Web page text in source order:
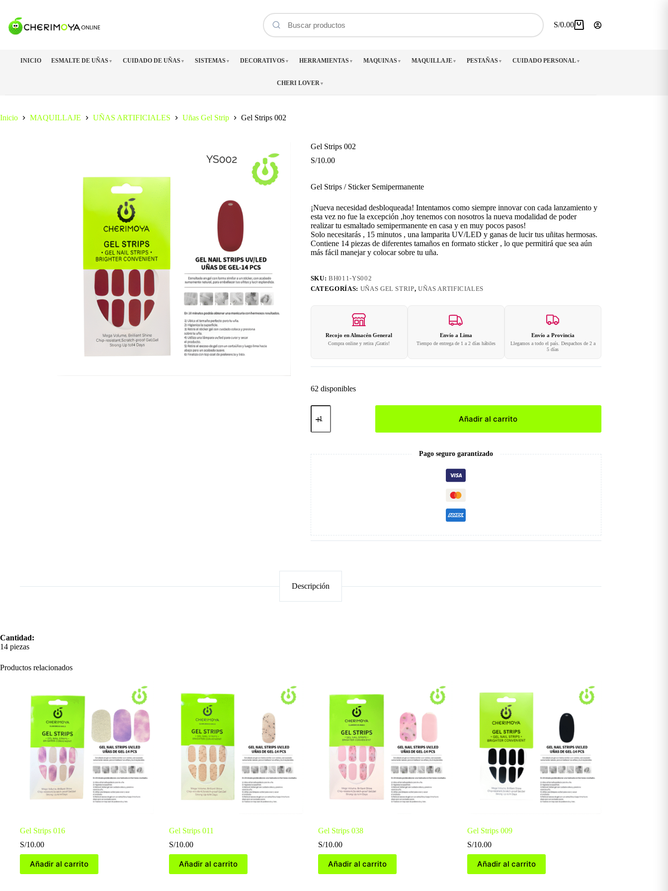
contenido
Carro
S/0.00
INICIO ESMALTE DE UÑAS ▼ CUIDADO DE UÑAS ▼ SISTEMAS ▼ DECORATIVOS ▼ HERRAMIENTAS ▼ MAQUINAS ▼ MAQUILLAJE ▼ PESTAÑAS ▼ CUIDADO PERSONAL ▼
CHERI LOVER ▼
Inicio MAQUILLAJE UÑAS ARTIFICIALES Uñas Gel Strip Gel Strips 002
Gel Strips 002
S/10.00
Gel Strips / Sticker Semipermanente
¡Nueva necesidad desbloqueada! Intentamos como siempre innovar con cada lanzamiento y
esta vez no fue la excepción ,hoy tenemos con nosotros la nueva modalidad de poder
realizar tu esmaltado semipermanente en casa y en muy pocos pasos!
Solo necesitarás , 15 minutos , una lamparita UV/LED y ganas de lucir tus uñitas hermosas.
Contiene 14 piezas de diferentes tamaños en formato sticker , lo que permitirá que sea aún
más fácil manejar y colocar sobre tu uña.
SKU:BH011-YS002
CATEGORÍAS: UÑAS GEL STRIP,UÑAS ARTIFICIALES
Recojo en Almacén General
Compra online y retira ¡Gratis!
Envío a Lima
Tiempo de entrega de 1 a 2 días hábiles
Envío a Provincia
Llegamos a todo el país. Despachos de 2 a
5 días
62 disponibles
Gel
Strips
cantidad
Añadir al carrito
Pago seguro garantizado
Descripción
Cantidad:
14 piezas
Productos relacionados
Gel Strips 016
S/10.00
Añadir al carrito
Gel Strips 011
S/10.00
Añadir al carrito
Gel Strips 038
S/10.00
Añadir al carrito
Gel Strips 009
S/10.00
Añadir al carrito